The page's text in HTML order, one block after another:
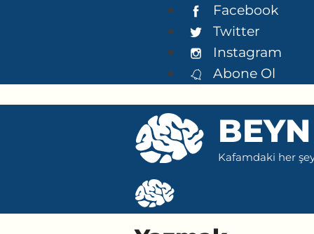
Facebook
Twitter
Instagram
Abone Ol
BEYN
Kafamdaki her